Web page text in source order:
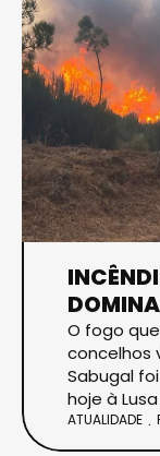
O fogo
concelhos
Sabugal
hoje à
ATUALIDADE